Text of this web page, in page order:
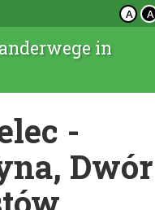
A A
in
-
Dwór